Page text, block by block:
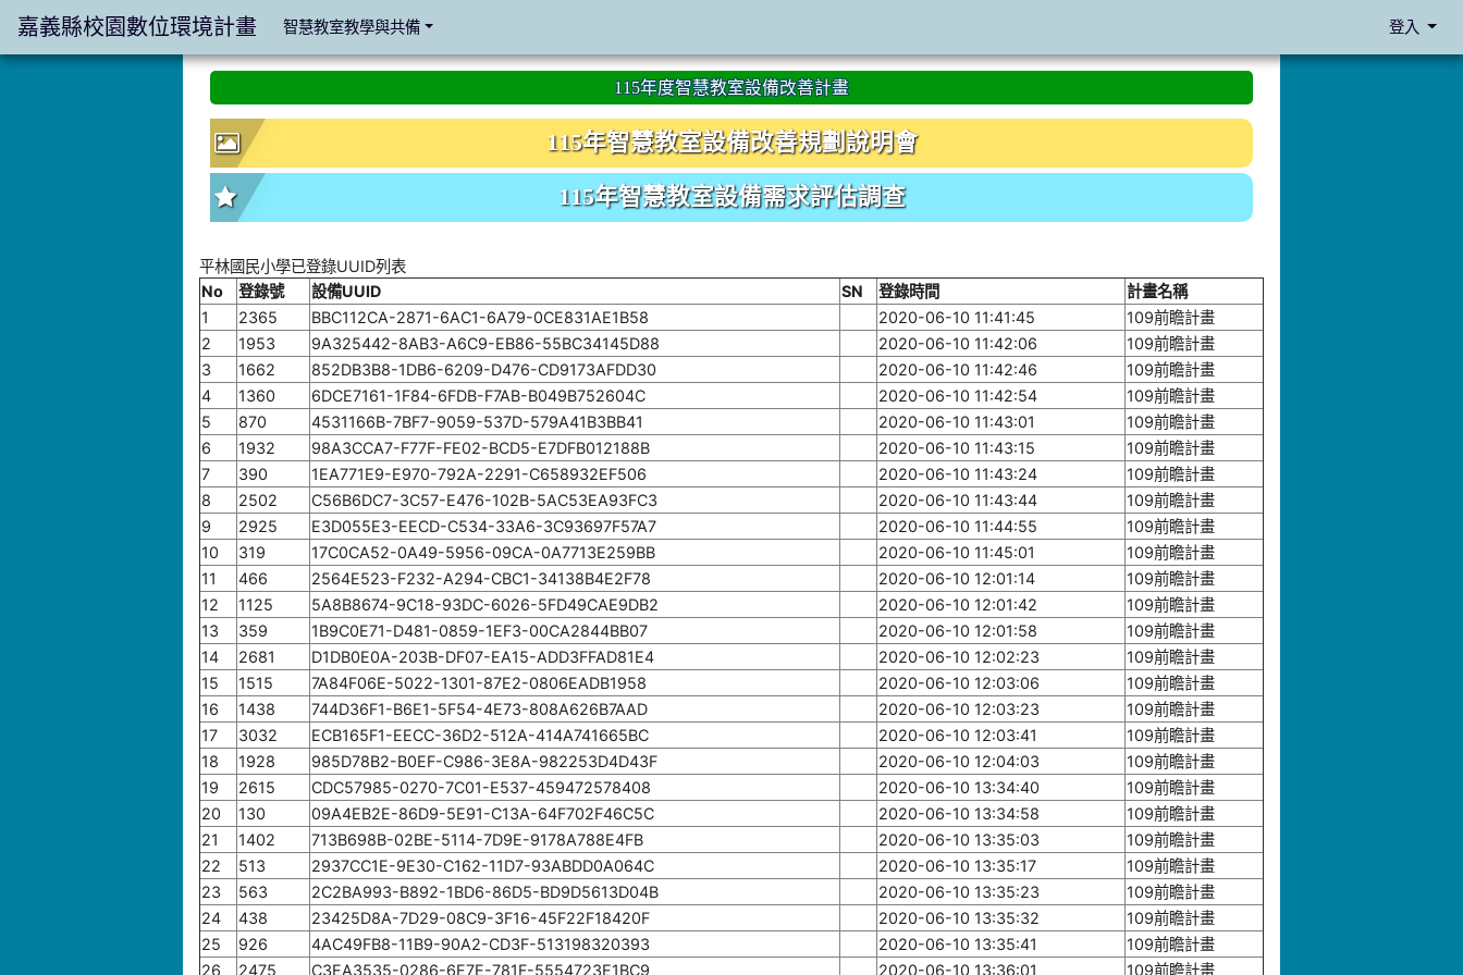
:::
115年度智慧教室設備改善計畫
115年智慧教室設備改善規劃說明會
115年智慧教室設備需求評估調查
平林國民小學已登錄UUID列表
No
登錄號 設備UUID SN 登錄時間
計畫名稱
1
2365 BBC112CA-2871-6AC1-6A79-0CE831AE1B58 2020-06-10 11:41:45
109前瞻計畫
2
1953 9A325442-8AB3-A6C9-EB86-55BC34145D88 2020-06-10 11:42:06
109前瞻計畫
3
1662 852DB3B8-1DB6-6209-D476-CD9173AFDD30 2020-06-10 11:42:46
109前瞻計畫
4
1360 6DCE7161-1F84-6FDB-F7AB-B049B752604C 2020-06-10 11:42:54
109前瞻計畫
5
870 4531166B-7BF7-9059-537D-579A41B3BB41 2020-06-10 11:43:01
109前瞻計畫
6
1932 98A3CCA7-F77F-FE02-BCD5-E7DFB012188B 2020-06-10 11:43:15
109前瞻計畫
7
390 1EA771E9-E970-792A-2291-C658932EF506 2020-06-10 11:43:24
109前瞻計畫
8
2502 C56B6DC7-3C57-E476-102B-5AC53EA93FC3 2020-06-10 11:43:44
109前瞻計畫
9
2925 E3D055E3-EECD-C534-33A6-3C93697F57A7 2020-06-10 11:44:55
109前瞻計畫
10
319 17C0CA52-0A49-5956-09CA-0A7713E259BB 2020-06-10 11:45:01
109前瞻計畫
11
466 2564E523-F232-A294-CBC1-34138B4E2F78 2020-06-10 12:01:14
109前瞻計畫
12
1125 5A8B8674-9C18-93DC-6026-5FD49CAE9DB2 2020-06-10 12:01:42
109前瞻計畫
13
359 1B9C0E71-D481-0859-1EF3-00CA2844BB07 2020-06-10 12:01:58
109前瞻計畫
14
2681 D1DB0E0A-203B-DF07-EA15-ADD3FFAD81E4 2020-06-10 12:02:23
109前瞻計畫
15
1515 7A84F06E-5022-1301-87E2-0806EADB1958 2020-06-10 12:03:06
109前瞻計畫
16
1438 744D36F1-B6E1-5F54-4E73-808A626B7AAD 2020-06-10 12:03:23
109前瞻計畫
17
3032 ECB165F1-EECC-36D2-512A-414A741665BC 2020-06-10 12:03:41
109前瞻計畫
18
1928 985D78B2-B0EF-C986-3E8A-982253D4D43F 2020-06-10 12:04:03
109前瞻計畫
19
2615 CDC57985-0270-7C01-E537-459472578408 2020-06-10 13:34:40
109前瞻計畫
20
130 09A4EB2E-86D9-5E91-C13A-64F702F46C5C 2020-06-10 13:34:58
109前瞻計畫
21
1402 713B698B-02BE-5114-7D9E-9178A788E4FB 2020-06-10 13:35:03
109前瞻計畫
22
513 2937CC1E-9E30-C162-11D7-93ABDD0A064C 2020-06-10 13:35:17
109前瞻計畫
23
563 2C2BA993-B892-1BD6-86D5-BD9D5613D04B 2020-06-10 13:35:23
109前瞻計畫
24
438 23425D8A-7D29-08C9-3F16-45F22F18420F 2020-06-10 13:35:32
109前瞻計畫
25
926 4AC49FB8-11B9-90A2-CD3F-513198320393 2020-06-10 13:35:41
109前瞻計畫
26
2475 C3EA3535-0286-6E7E-781F-5554723E1BC9 2020-06-10 13:36:01 109前瞻計畫
嘉義縣校園數位環境計畫 :::智慧教室教學與共備 登入